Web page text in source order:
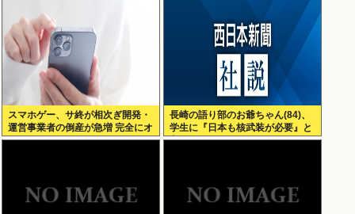
スマホゲー、サ終が相次ぎ開発・
運営事業者の倒産が急増 完全にオ
ワコンか
長崎の語り部のお爺ちゃん(84)、
学生に『日本も核武装が必要』と
言われびっくり